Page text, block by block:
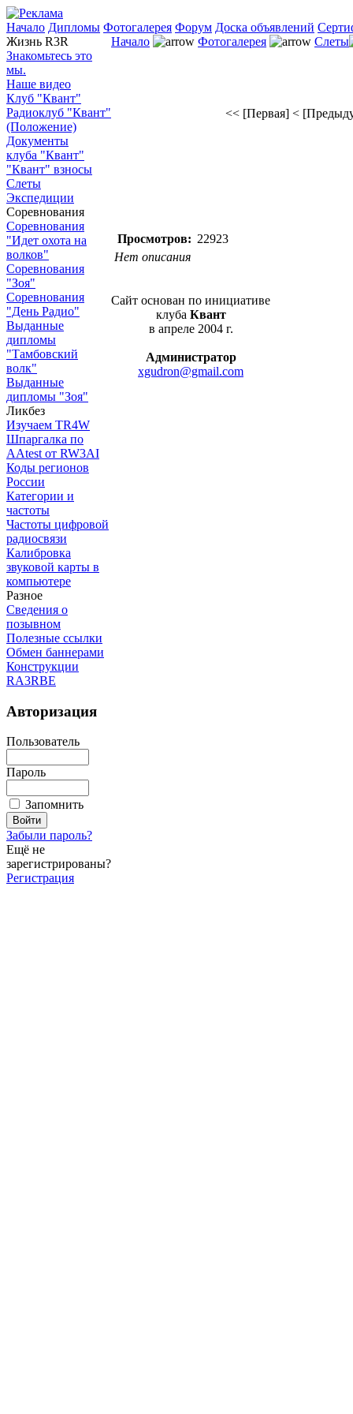
Начало Дипломы Фотогалерея Форум Доска объявлений
Жизнь R3R
Знакомьтесь это
мы.
Наше видео
Клуб "Квант"
Радиоклуб "Квант"
(Положение)
Документы
клуба "Квант"
"Квант" взносы
Слеты
Экспедиции
Соревнования
Соревнования
"Идет охота на
волков"
Соревнования
"Зоя"
Соревнования
"День Радио"
Выданные
дипломы
"Тамбовский
волк"
Выданные
дипломы "Зоя"
Ликбез
Изучаем TR4W
Шпаргалка по
AAtest от RW3AI
Коды регионов
России
Категории и
частоты
Частоты цифровой
радиосвязи
Калибровка
звуковой карты в
компьютере
Разное
Сведения о
позывном
Полезные ссылки
Обмен баннерами
Конструкции
RA3RBE
Авторизация
Пользователь
Пароль
Запомнить
Забыли пароль?
Ещё не
зарегистрированы?
Регистрация
Начало Фотогалерея Слеты
<< [Первая] <
Просмотров: 22923
Нет описания
Сайт основан по инициативе
клуба Квант
в апреле 2004 г.
Администратор
xgudron@gmail.com